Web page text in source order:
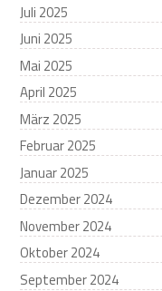
Juli 2025
Juni 2025
Mai 2025
April 2025
März 2025
Februar 2025
Januar 2025
Dezember 2024
November 2024
Oktober 2024
September 2024